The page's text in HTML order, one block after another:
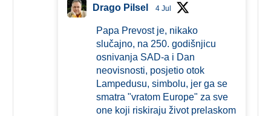
Drago Pilsel 4 Jul
Papa Prevost je, nikako
slučajno, na 250. godišnjicu
osnivanja SAD-a i Dan
neovisnosti, posjetio otok
Lampedusu, simbolu, jer ga se
smatra "vratom Europe" za sve
one koji riskiraju život prelaskom